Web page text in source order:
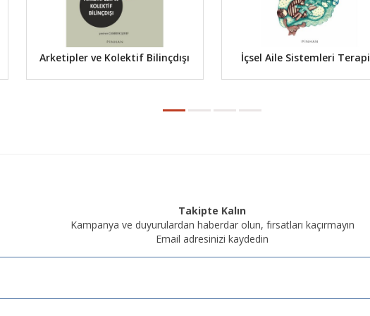
Arketipler ve Kolektif Bilinçdışı İçsel Aile Sistemleri
Takipte Kalın
Kampanya ve duyurulardan haberdar olun, fırsatları kaçırmayın
Email adresinizi kaydedin